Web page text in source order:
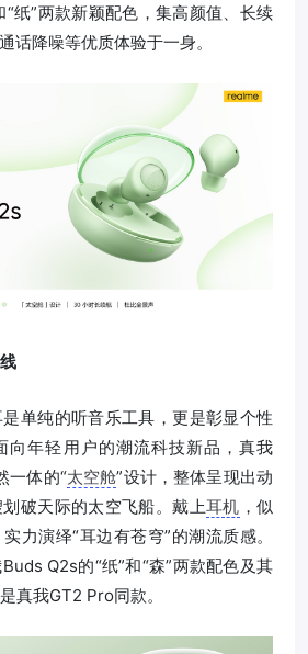
“纸”两款新颖配色，集高颜值、长续
话降噪等优质体验于一身。
单纯的听音乐工具，更是彰显个性
向年轻用户的潮流科技新品，真我
一体的“太空舱”设计，整体呈现出动
破天际的太空飞船。戴上耳机 ，似
力演绎“耳边有苍穹”的潮流质感。
Q2s的“纸”和“森”两款配色及其
真我GT2 Pro同款。